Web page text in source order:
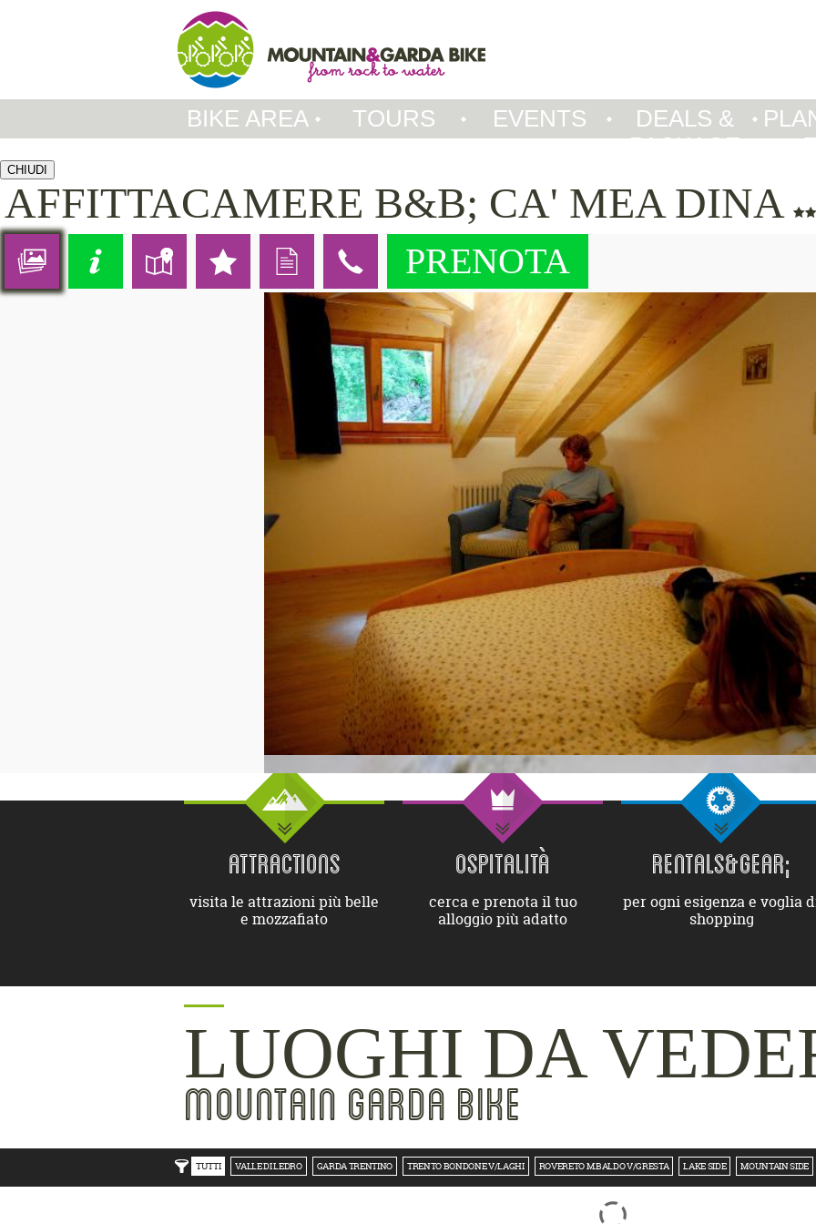
BIKE AREA TOURS EVENTS
DEALS &
PACKAGE
CHIUDI
AFFITTACAMERE B&B; CA' MEA DINA
PRENOTA
ATTRACTIONS
visita le attrazioni più belle
e mozzafiato
OSPITALITÀ
cerca e prenota il tuo
alloggio più adatto
RENTALS&GEAR;
per ogni esigenza e voglia
shopping
LUOGHI DA
MOUNTAIN GARDA BIKE
TUTTI VALLE DI LEDRO GARDA TRENTINO TRENTO BONDONE V/LAGHI ROVERETO M.BALDO V/GRESTA LAKE SIDE MOUNTAIN SIDE